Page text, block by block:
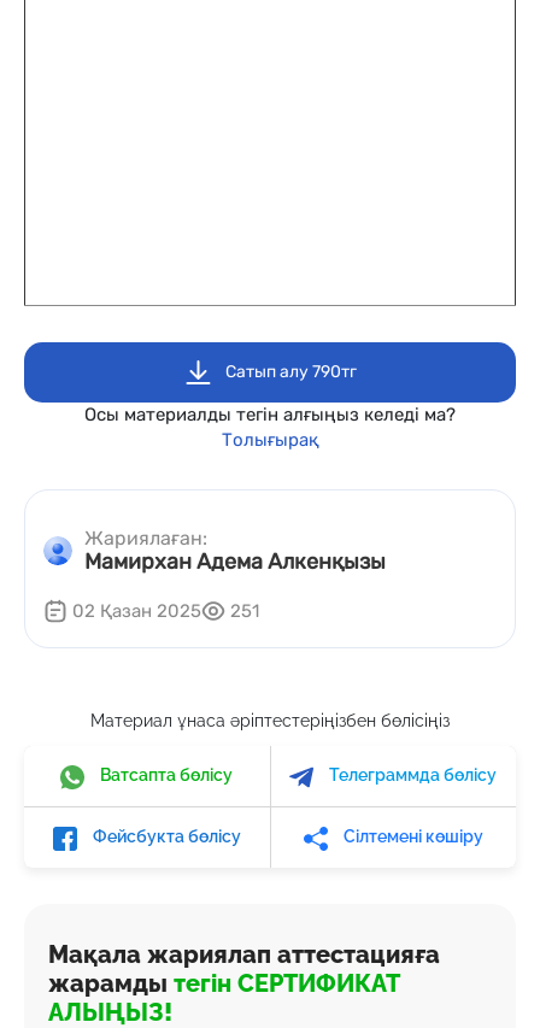
Сатып алу 790тг
Осы материалды тегін алғыңыз келеді ма?
Толығырақ
Жариялаған:
Мамирхан Адема Алкенқызы
02 Қазан 2025 251
Материал ұнаса әріптестеріңізбен бөлісіңіз
Ватсапта бөлісу Телеграммда бөлісу
Фейсбукта бөлісу Сілтемені көшіру
Мақала жариялап аттестацияға
жарамды тегін СЕРТИФИКАТ
АЛЫҢЫЗ!